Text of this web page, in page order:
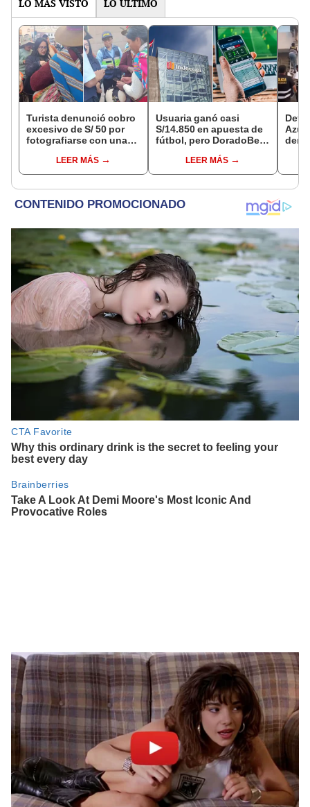
LO MÁS VISTO LO ÚLTIMO
Turista denunció cobro
excesivo de S/ 50 por
fotografiarse con una
Serenazgo recuperó el
dinero
LEER MÁS
Usuaria ganó casi
S/14.850 en apuesta de
fútbol, pero DoradoBet
Indecopi multó a la
empresa con más de S/
LEER MÁS
Azul